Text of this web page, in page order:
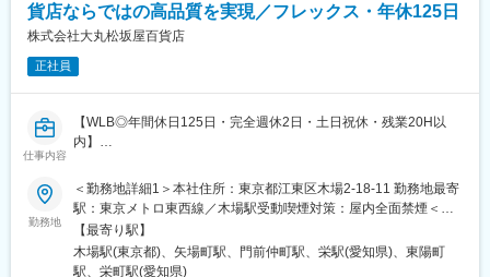
変更の範囲：会社の定める業務
・外商顧客を対象とした催事に出展し、旅行商品の提案・販売
◎募集型（パッケージ）企画旅行の企画・造成・問い合わせ対応
◎航空券や宿泊、観光などの手配、手続き
◎店頭カウンターセールスの補助
■魅力
～お客様に寄り添った提案！お客様との距離が近く旅行前後の継
続的な関係構築が可能◎～
◇当社の旅行事業では、百貨店をご利用いただくお客様を中心に
一人ひとりのご要望に合わせた旅行提案を行っています。決まっ
貨店ならではの高品質を実現／フレックス・年休125日
株式会社大丸松坂屋百貨店
正社員
仕事内容
【WLB◎年間休日125日・完全週休2日・土日祝休・残業20H以
内】
パッケージ（募集）型旅行をメインに当社顧客向けの国内外の旅
行の企画・造成を担当いただきます。
百貨店の枠を超えた新しい体験価値創出を目指し、顧客のニーズ
やトレンドに合わせた独自性の高いツアーを立案します。
本社MD担当や各店担当と連携し、企画造成・仕入れ・手配・販売
勤務地
＜勤務地詳細1＞本社住所：東京都江東区木場2-18-11 勤務地最寄
駅：東京メトロ東西線／木場駅受動喫煙対策：屋内全面禁煙＜勤
務地詳細2＞松坂屋名古屋店住所：愛知県名古屋市中区栄3-16-1
勤務地最寄駅：地下鉄名城線／矢場町駅受動喫煙対策：屋内全面
禁煙変更の範囲：会社の定める事業所（リモートワーク含む）
【最寄り駅】
木場駅(東京都)、矢場町駅、門前仲町駅、栄駅(愛知県)、東陽町
駅、栄町駅(愛知県)